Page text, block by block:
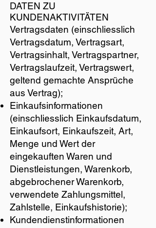
DATEN ZU
KUNDENAKTIVITÄTEN
Vertragsdaten (einschliesslich
Vertragsdatum, Vertragsart,
Vertragsinhalt, Vertragspartner,
Vertragslaufzeit, Vertragswert,
geltend gemachte Ansprüche
aus Vertrag);
Einkaufsinformationen
(einschliesslich Einkaufsdatum,
Einkaufsort, Einkaufszeit, Art,
Menge und Wert der
eingekauften Waren und
Dienstleistungen, Warenkorb,
abgebrochener Warenkorb,
verwendete Zahlungsmittel,
Zahlstelle, Einkaufshistorie);
Kundendienstinformationen